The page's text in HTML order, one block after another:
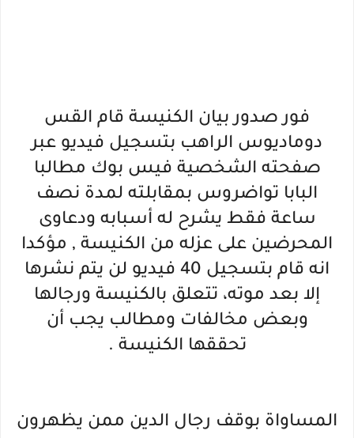
فور صدور بيان الكنيسة قام القس
دوماديوس الراهب بتسجيل فيديو عبر
صفحته الشخصية فيس بوك مطالبا
البابا تواضروس بمقابلته لمدة نصف
ساعة فقط يشرح له أسبابه ودعاوى
المحرضين على عزله من الكنيسة , مؤكدا
انه قام بتسجيل 40 فيديو لن يتم نشرها
إلا بعد موته، تتعلق بالكنيسة ورجالها
وبعض مخالفات ومطالب يجب أن
تحققها الكنيسة .
المساواة بوقف رجال الدين ممن يظهرون